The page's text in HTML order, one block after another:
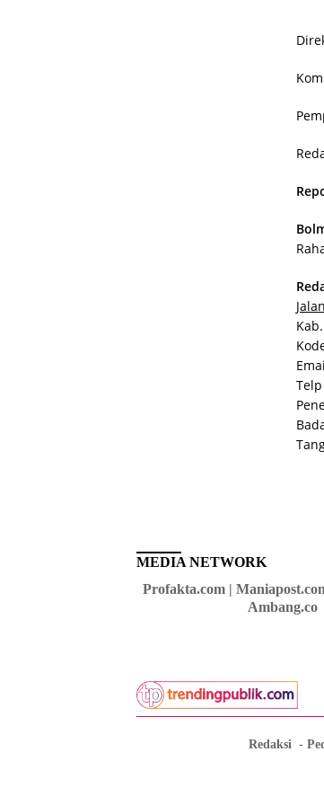
MEDIA NETWORK
Profakta.com |
Ambang.co
Redaksi